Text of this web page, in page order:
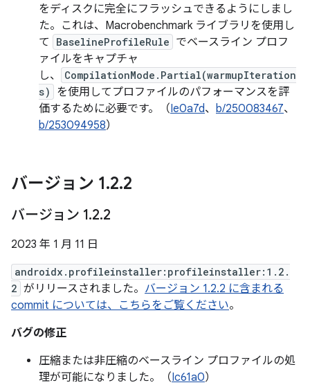
をディスクに完全にフラッシュできるようにしまし
た。これは、Macrobenchmark ライブラリを使用し
て
BaselineProfileRule でベースライン プロフ
ァイルをキャプチャ
し、
CompilationMode.Partial(warmupIteration
s)
を使用してプロファイルのパフォーマンスを評
価するために必要です。（Ie0a7d、 b/250083467、
b/253094958）
バージョン 1.2.2
バージョン 1.2.2
2023 年 1 月 11 日
androidx.profileinstaller:profileinstaller:1.2.
2 がリリースされました。 バージョン 1.2.2 に含まれる
commit については、こちらをご覧ください。
バグの修正
圧縮または非圧縮のベースライン プロファイルの処
理が可能になりました。（Ic61a0）